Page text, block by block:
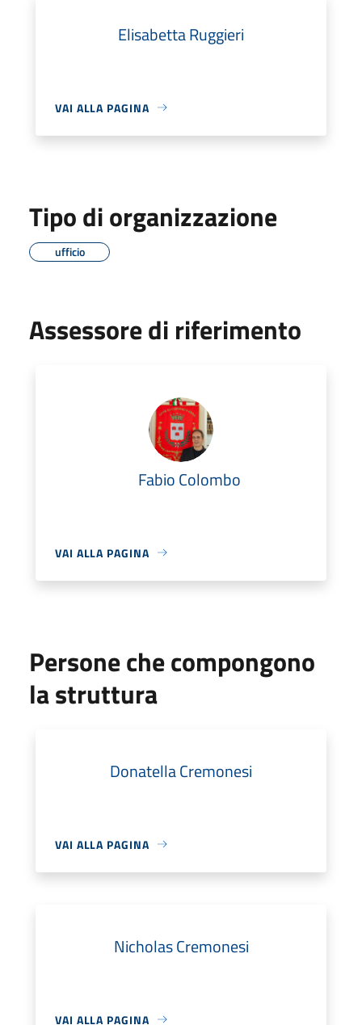
Elisabetta Ruggieri
VAI ALLA PAGINA
Tipo di organizzazione
ufficio
Assessore di riferimento
Fabio Colombo
VAI ALLA PAGINA
Persone che compongono
la struttura
Donatella Cremonesi
VAI ALLA PAGINA
Nicholas Cremonesi
VAI ALLA PAGINA